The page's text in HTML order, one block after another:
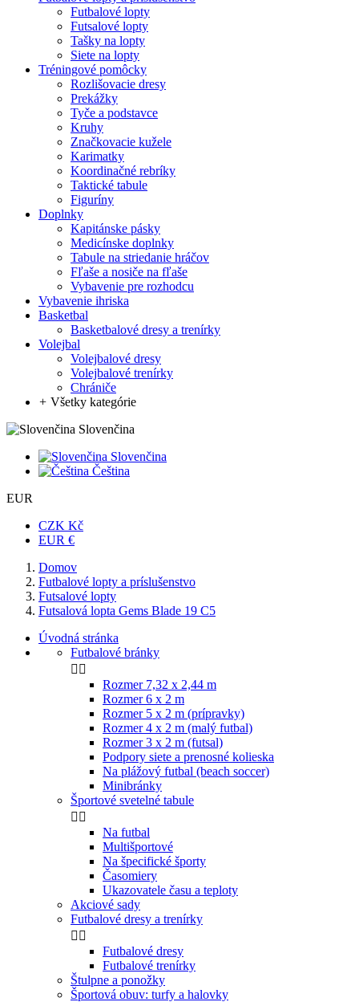
Futbalové lopty
Futsalové lopty
Tašky na lopty
Siete na lopty
Tréningové pomôcky
Rozlišovacie dresy
Prekážky
Tyče a podstavce
Kruhy
Značkovacie kužele
Karimatky
Koordinačné rebríky
Taktické tabule
Figuríny
Doplnky
Kapitánske pásky
Medicínske doplnky
Tabule na striedanie hráčov
Fľaše a nosiče na fľaše
Vybavenie pre rozhodcu
Vybavenie ihriska
Basketbal
Basketbalové dresy a trenírky
Volejbal
Volejbalové dresy
Volejbalové trenírky
Chrániče
+ Všetky kategórie
Slovenčina
Slovenčina
Čeština
EUR
CZK Kč
EUR €
Domov
Futbalové lopty a príslušenstvo
Futsalové lopty
Futsalová lopta Gems Blade 19 C5
Úvodná stránka
Futbalové bránky
 
Rozmer 7,32 x 2,44 m
Rozmer 6 x 2 m
Rozmer 5 x 2 m (prípravky)
Rozmer 4 x 2 m (malý futbal)
Rozmer 3 x 2 m (futsal)
Podpory siete a prenosné kolieska
Na plážový futbal (beach soccer)
Minibránky
Športové svetelné tabule
 
Na futbal
Multišportové
Na špecifické športy
Časomiery
Ukazovatele času a teploty
Akciové sady
Futbalové dresy a trenírky
 
Futbalové dresy
Futbalové trenírky
Štulpne a ponožky
Športová obuv: turfy a halovky